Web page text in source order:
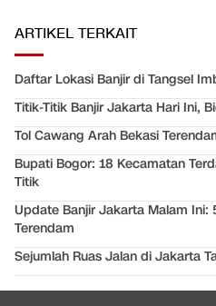
ARTIKEL TERKAIT
Daftar Lokasi Banjir di Tangsel
Titik-Titik Banjir Jakarta Hari Ini,
Tol Cawang Arah Bekasi
Bupati Bogor: 18 Kecamatan
Titik
Update Banjir Jakarta Malam Ini:
Terendam
Sejumlah Ruas Jalan di Jakarta